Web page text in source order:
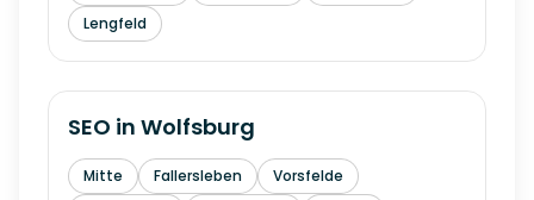
Lengfeld
SEO in Wolfsburg
Mitte Fallersleben
Vorsfelde